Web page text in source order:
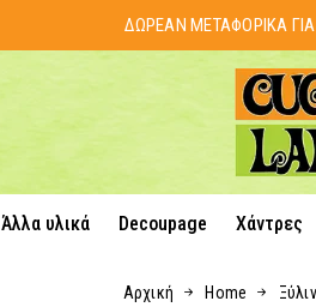
ΔΩΡΕΑΝ ΜΕΤΑΦΟΡΙΚΑ
Άλλα υλικά Decoupage Χάντρες
Αρχική Home